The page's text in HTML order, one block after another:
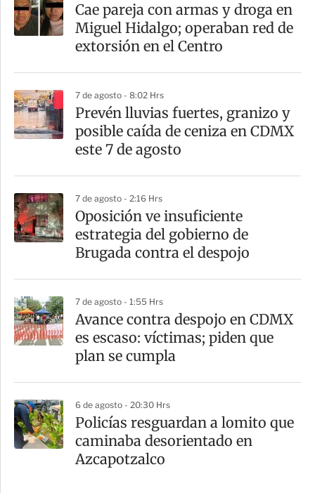
r
t
Cae pareja con armas y droga en
Miguel Hidalgo; operaban red de
extorsión en el Centro
7 de agosto - 8:02 Hrs
Prevén lluvias fuertes, granizo y
posible caída de ceniza en CDMX
este 7 de agosto
7 de agosto - 2:16 Hrs
Oposición ve insuficiente
estrategia del gobierno de
Brugada contra el despojo
7 de agosto - 1:55 Hrs
Avance contra despojo en CDMX
es escaso: víctimas; piden que
plan se cumpla
6 de agosto - 20:30 Hrs
Policías resguardan a lomito que
caminaba desorientado en
Azcapotzalco